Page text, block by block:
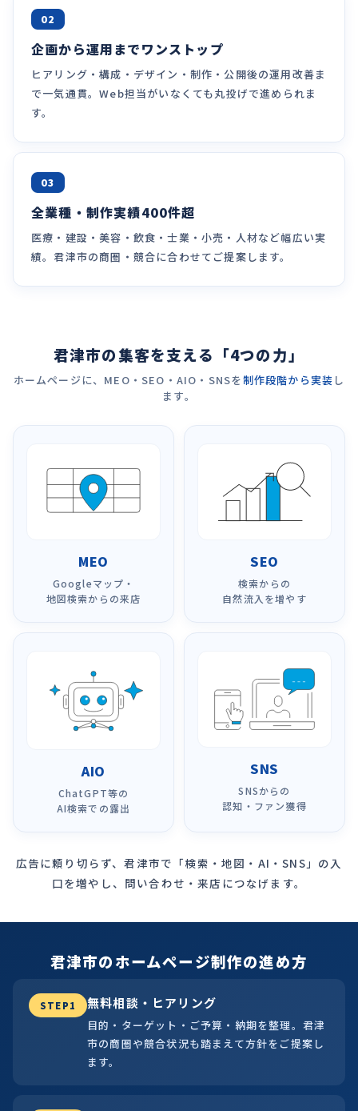
02
企画から運用までワンストップ
ヒアリング・構成・デザイン・制作・公開後の運用改善ま
で一気通貫。Web担当がいなくても丸投げで進められま
す。
03
全業種・制作実績400件超
医療・建設・美容・飲食・士業・小売・人材など幅広い実
績。君津市の商圏・競合に合わせてご提案します。
君津市の集客を支える「4つの力」
ホームページに、MEO・SEO・AIO・SNSを制作段階から実装 し
ます。
MEO
Googleマップ・
地図検索からの来店
SEO
検索からの
自然流入を増やす
AIO
ChatGPT等の
AI検索での露出
SNS
SNSからの
認知・ファン獲得
広告に頼り切らず、君津市で「検索・地図・AI・SNS」の入
口を増やし、問い合わせ・来店につなげます。
君津市のホームページ制作の進め方
STEP1 無料相談・ヒアリング
目的・ターゲット・ご予算・納期を整理。君津
市の商圏や競合状況も踏まえて方針をご提案し
ます。